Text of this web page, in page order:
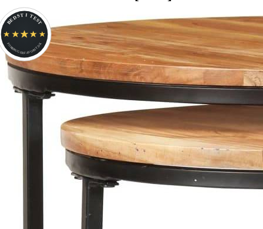
BEDST I TEST
FORBRUGERFAVORIT.DK